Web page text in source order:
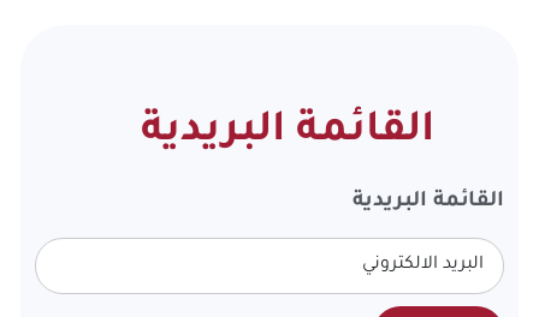
القائمة البريدية
القائمة البريدية